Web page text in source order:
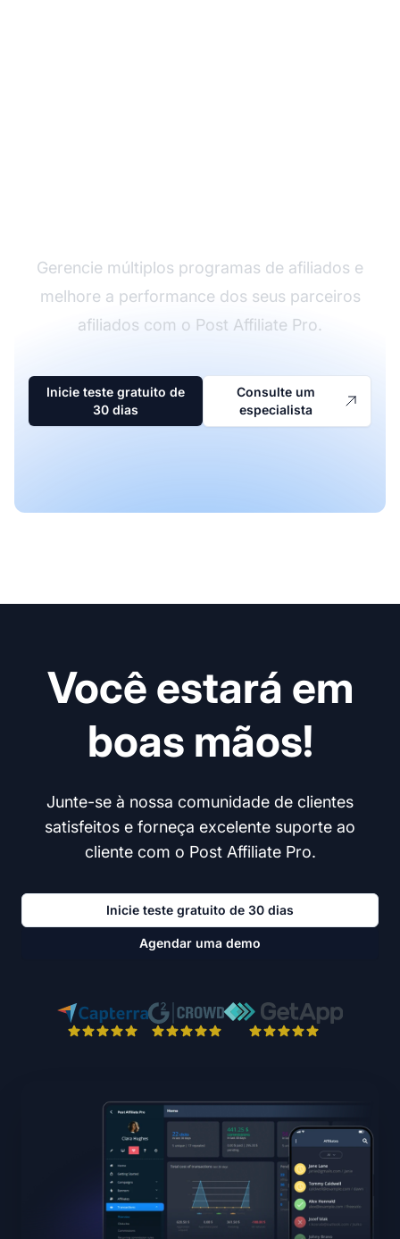
Gerencie múltiplos programas de afiliados e
melhore a performance dos seus parceiros
afiliados com o Post Affiliate Pro.
Inicie teste gratuito de
30 dias
Consulte um
especialista
Você estará em
boas mãos!
Junte-se à nossa comunidade de clientes
satisfeitos e forneça excelente suporte ao
cliente com o Post Affiliate Pro.
Inicie teste gratuito de 30 dias
Agendar uma demo